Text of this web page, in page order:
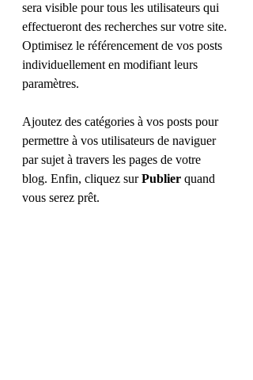
sera visible pour tous les utilisateurs qui
effectueront des recherches sur votre site.
Optimisez le référencement de vos posts
individuellement en modifiant leurs
paramètres.
Ajoutez des catégories à vos posts pour
permettre à vos utilisateurs de naviguer
par sujet à travers les pages de votre
blog. Enfin, cliquez sur Publier quand
vous serez prêt.